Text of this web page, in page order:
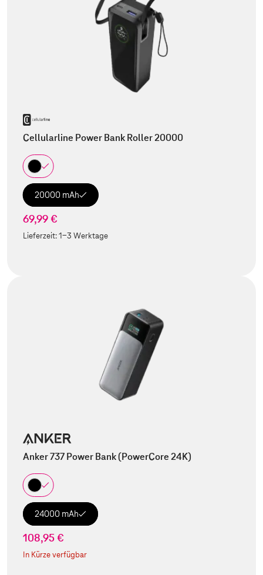
Cellularline Power Bank Roller 20000
20000 mAh
69,99 €
Lieferzeit:1-3 Werktage
Anker 737 Power Bank (PowerCore 24K)
24000 mAh
108,95 €
In Kürze verfügbar